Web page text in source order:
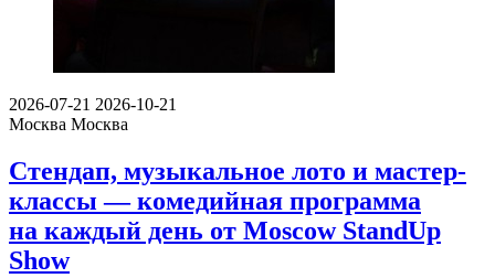
2026-07-21 2026-10-21
Москва Москва
Стендап, музыкальное лото и мастер-
классы — комедийная программа
на каждый день от Moscow StandUp
Show